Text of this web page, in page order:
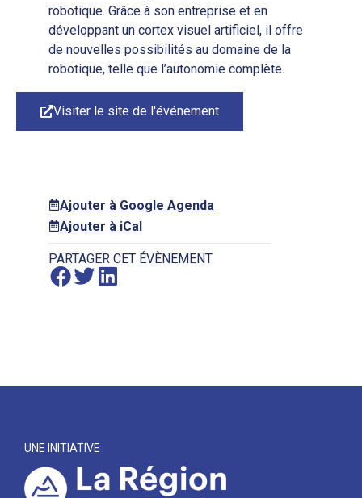
robotique. Grâce à son entreprise et en
développant un cortex visuel artificiel, il offre
de nouvelles possibilités au domaine de la
robotique, telle que l’autonomie complète.
Visiter le site de l'événement
Ajouter à Google Agenda
Ajouter à iCal
PARTAGER CET ÉVÈNEMENT
UNE INITIATIVE